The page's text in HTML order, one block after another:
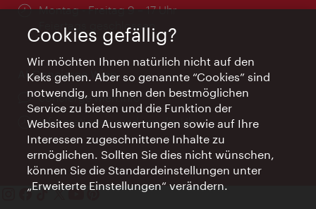
Öffnungszeiten:
Montag - Freitag 9 – 17 Uhr
Feiertags geschlossen
AI Concierge Wien
Ort:
concierge.wien.info
Öffnungszeiten:
Informationen rund um die Uhr
Cookies gefällig?
Wir möchten Ihnen natürlich nicht auf den
Keks gehen. Aber so genannte “Cookies” sind
notwendig, um Ihnen den bestmöglichen
Service zu bieten und die Funktion der
Websites und Auswertungen sowie auf Ihre
Interessen zugeschnittene Inhalte zu
ermöglichen. Sollten Sie dies nicht wünschen,
können Sie die Standardeinstellungen unter
„Erweiterte Einstellungen“ verändern.